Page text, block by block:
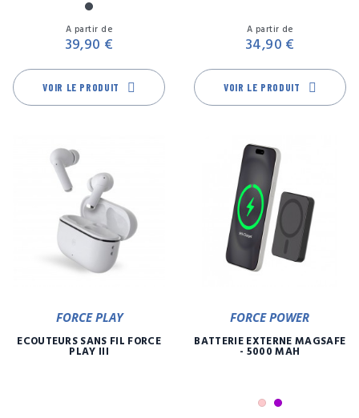
Noir
A partir de
39,90 €
VOIR LE PRODUIT
A partir de
34,90 €
VOIR LE PRODUIT
FORCE PLAY
ECOUTEURS SANS FIL FORCE
PLAY III
FORCE POWER
BATTERIE EXTERNE MAGSAFE
- 5000 MAH
RoseViolet